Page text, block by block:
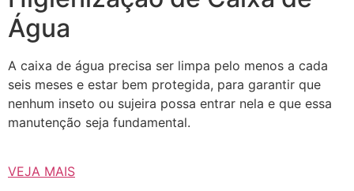
Água
A caixa de água precisa ser limpa pelo menos a cada
seis meses e estar bem protegida, para garantir que
nenhum inseto ou sujeira possa entrar nela e que essa
manutenção seja fundamental.
VEJA MAIS